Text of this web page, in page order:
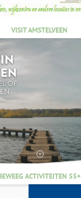
VISIT AMSTELVEEN
ACTIVITEITEN 55+